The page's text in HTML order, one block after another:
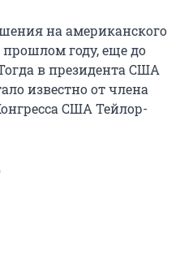
на американского
году, еще до
в президента США
известно от члена
США Тейлор-